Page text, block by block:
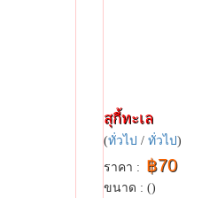
สุกี้ทะเล
(ทั่วไป / ทั่วไป)
ราคา : ฿70
ขนาด : ()